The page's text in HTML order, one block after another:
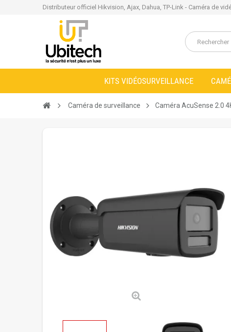
Distributeur officiel Hikvision, Ajax, Dahua, TP-Link - Caméra de
KITS VIDÉOSURVEILLANCE
Caméra de surveillance Caméra AcuSense 2.0